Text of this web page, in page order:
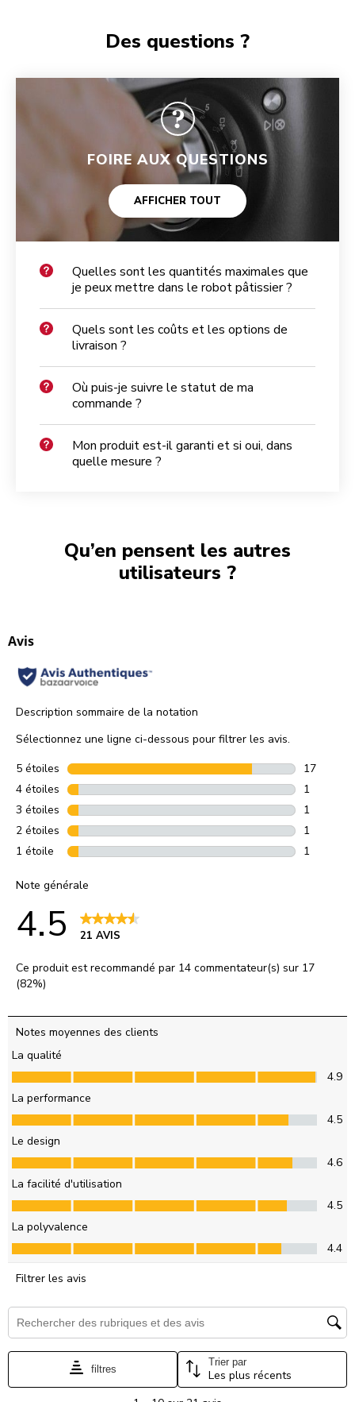
Des questions ?
FOIRE AUX QUESTIONS
AFFICHER TOUT
Quelles sont les quantités maximales que
je peux mettre dans le robot pâtissier ?
Quels sont les coûts et les options de
livraison ?
Où puis-je suivre le statut de ma
commande ?
Mon produit est-il garanti et si oui, dans
quelle mesure ?
Qu’en pensent les autres
utilisateurs ?